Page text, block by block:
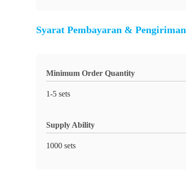
Syarat Pembayaran & Pengiriman
Minimum Order Quantity
1-5 sets
Supply Ability
1000 sets